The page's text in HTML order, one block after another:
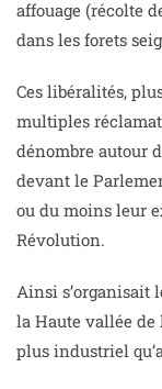
affouage (récolte
dans les forets
Ces libéralités,
multiples
dénombre autour
devant le
ou du moins leur
Révolution.
Ainsi s’organisait
la Haute vallée de
plus industriel